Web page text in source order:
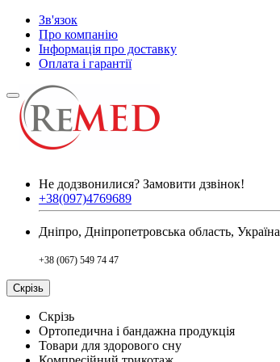
Зв'язок
Про компанію
Інформація про доставку
Оплата і гарантії
Не додзвонилися? Замовити дзвінок!
+38(097)4769689
Дніпро, Дніпропетровська область, Україна
+38 (067) 549 74 47
Скрізь
Скрізь
Ортопедична і бандажна продукція
Товари для здорового сну